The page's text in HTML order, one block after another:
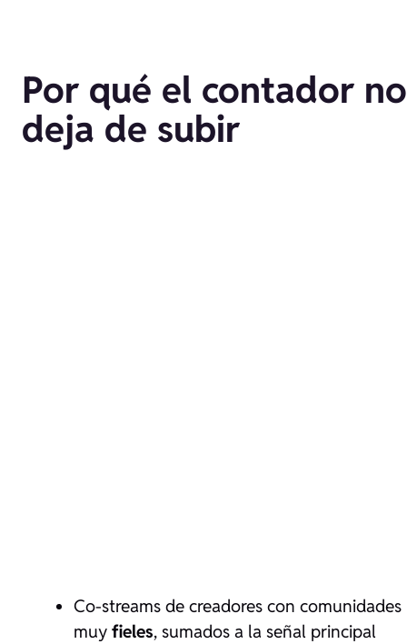
Por qué el contador no
deja de subir
Co-streams de creadores con comunidades
muy fieles, sumados a la señal principal